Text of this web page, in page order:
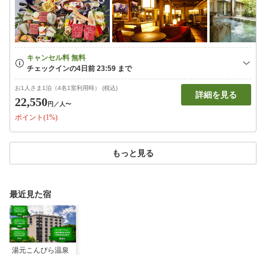
お1人さま1泊（4名1室利用時） (税込)
22,550円 ／人〜
ポイント(1%)
詳細を見る
もっと見る
最近見た宿
湯元こんぴら温泉